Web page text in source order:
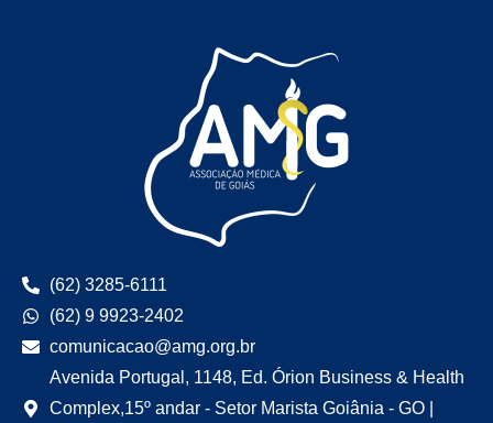
(62) 3285-6111
(62) 9 9923-2402
comunicacao@amg.org.br
Avenida Portugal, 1148, Ed. Órion Business & Health
Complex,15º andar - Setor Marista Goiânia - GO |